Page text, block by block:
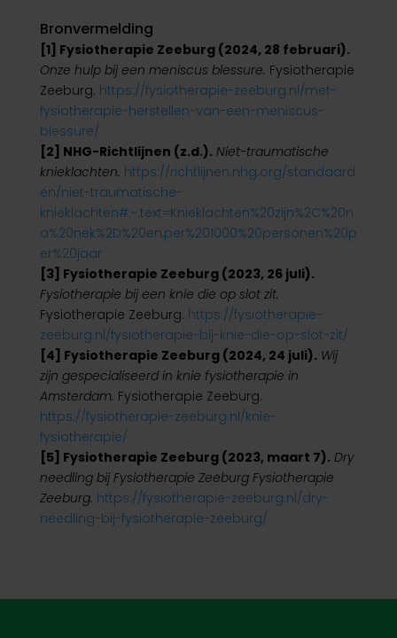
Bronvermelding
[1] Fysiotherapie Zeeburg (2024, 28 februari).
Onze hulp bij een meniscus blessure. Fysiotherapie
Zeeburg. https://fysiotherapie-zeeburg.nl/met-
fysiotherapie-herstellen-van-een-meniscus-
blessure/
[2] NHG-Richtlijnen (z.d.). Niet-traumatische
knieklachten. https://richtlijnen.nhg.org/standaard
en/niet-traumatische-
knieklachten#:~:text=Knieklachten%20zijn%2C%20n
a%20nek%2D%20en,per%201000%20personen%20p
er%20jaar
[3] Fysiotherapie Zeeburg (2023, 26 juli).
Fysiotherapie bij een knie die op slot zit.
Fysiotherapie Zeeburg. https://fysiotherapie-
zeeburg.nl/fysiotherapie-bij-knie-die-op-slot-zit/
[4] Fysiotherapie Zeeburg (2024, 24 juli). Wij
zijn gespecialiseerd in knie fysiotherapie in
Amsterdam. Fysiotherapie Zeeburg.
https://fysiotherapie-zeeburg.nl/knie-
fysiotherapie/
[5] Fysiotherapie Zeeburg (2023, maart 7). Dry
needling bij Fysiotherapie Zeeburg Fysiotherapie
Zeeburg. https://fysiotherapie-zeeburg.nl/dry-
needling-bij-fysiotherapie-zeeburg/